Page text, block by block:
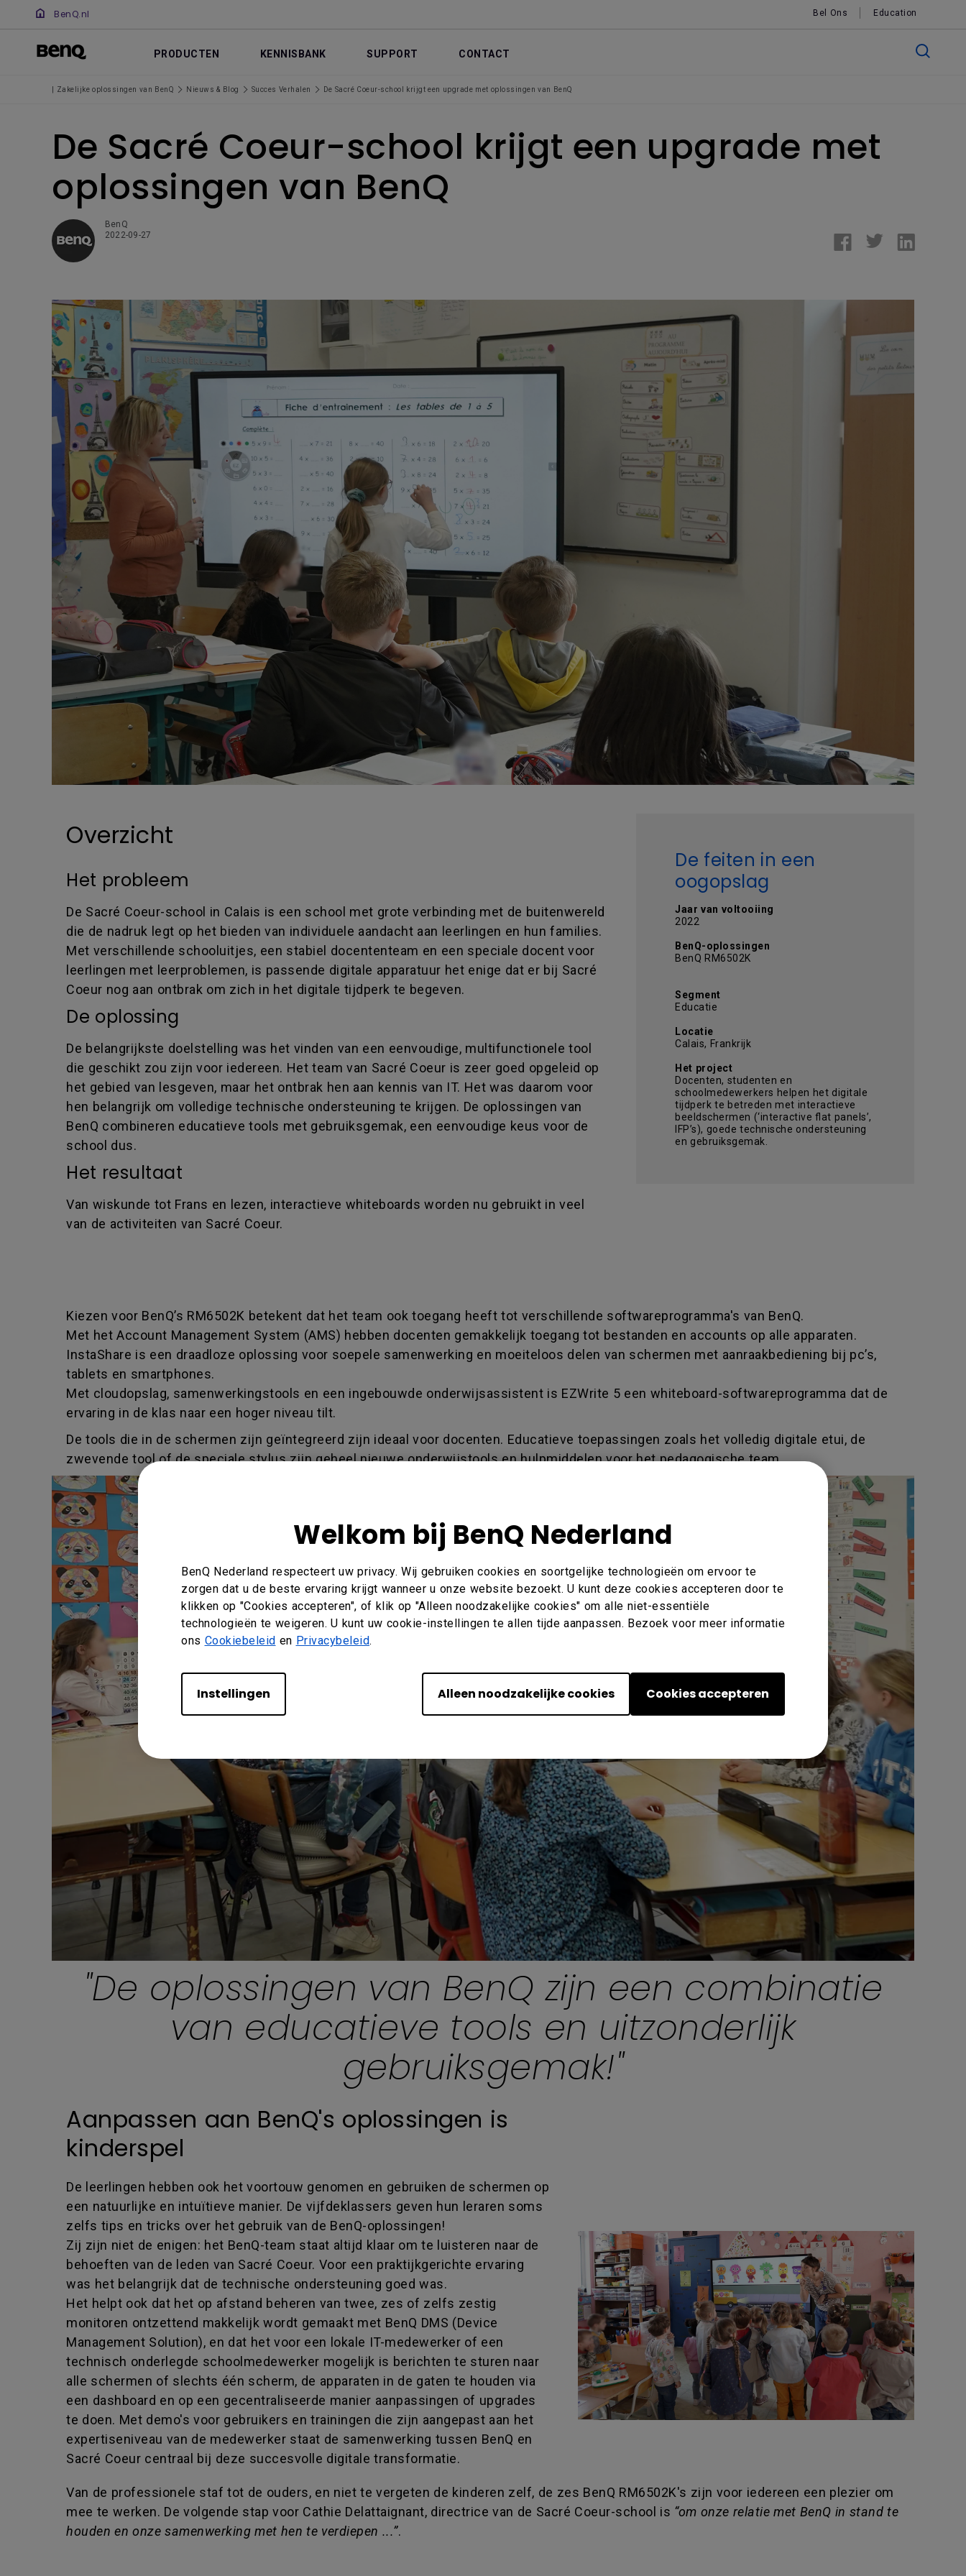
Welkom bij BenQ Nederland
BenQ Nederland respecteert uw privacy. Wij gebruiken cookies en soortgelijke technologieën om ervoor te
zorgen dat u de beste ervaring krijgt wanneer u onze website bezoekt. U kunt deze cookies accepteren door te
klikken op "Cookies accepteren", of klik op "Alleen noodzakelijke cookies" om alle niet-essentiële
technologieën te weigeren. U kunt uw cookie-instellingen te allen tijde aanpassen. Bezoek voor meer informatie
ons Cookiebeleid en Privacybeleid.
Instellingen Alleen noodzakelijke cookies Cookies accepteren
BenQ.nl Bel Ons Education
PRODUCTEN KENNISBANK SUPPORT CONTACT
| Zakelijke oplossingen van BenQ Nieuws & Blog Succes Verhalen De Sacré Coeur-school krijgt een upgrade met oplossingen van BenQ
De Sacré Coeur-school krijgt een upgrade met
oplossingen van BenQ
BenQ
2022-09-27
Overzicht
Het probleem
De Sacré Coeur-school in Calais is een school met grote verbinding met de buitenwereld
die de nadruk legt op het bieden van individuele aandacht aan leerlingen en hun families.
Met verschillende schooluitjes, een stabiel docententeam en een speciale docent voor
leerlingen met leerproblemen, is passende digitale apparatuur het enige dat er bij Sacré
Coeur nog aan ontbrak om zich in het digitale tijdperk te begeven.
De oplossing
De belangrijkste doelstelling was het vinden van een eenvoudige, multifunctionele tool
die geschikt zou zijn voor iedereen. Het team van Sacré Coeur is zeer goed opgeleid op
het gebied van lesgeven, maar het ontbrak hen aan kennis van IT. Het was daarom voor
hen belangrijk om volledige technische ondersteuning te krijgen. De oplossingen van
BenQ combineren educatieve tools met gebruiksgemak, een eenvoudige keus voor de
school dus.
Het resultaat
Van wiskunde tot Frans en lezen, interactieve whiteboards worden nu gebruikt in veel
van de activiteiten van Sacré Coeur.
De feiten in een
oogopslag
Jaar van voltooiing
2022
BenQ-oplossingen
BenQ RM6502K
Segment
Educatie
Locatie
Calais, Frankrijk
Het project
Docenten, studenten en
schoolmedewerkers helpen het digitale
tijdperk te betreden met interactieve
beeldschermen (‘interactive flat panels’,
IFP’s), goede technische ondersteuning
en gebruiksgemak.
Kiezen voor BenQ’s RM6502K betekent dat het team ook toegang heeft tot verschillende softwareprogramma's van BenQ.
Met het Account Management System (AMS) hebben docenten gemakkelijk toegang tot bestanden en accounts op alle apparaten.
InstaShare is een draadloze oplossing voor soepele samenwerking en moeiteloos delen van schermen met aanraakbediening bij pc’s,
tablets en smartphones.
Met cloudopslag, samenwerkingstools en een ingebouwde onderwijsassistent is EZWrite 5 een whiteboard-softwareprogramma dat de
ervaring in de klas naar een hoger niveau tilt.
De tools die in de schermen zijn geïntegreerd zijn ideaal voor docenten. Educatieve toepassingen zoals het volledig digitale etui, de
zwevende tool of de speciale stylus zijn geheel nieuwe onderwijstools en hulpmiddelen voor het pedagogische team.
"De oplossingen van BenQ zijn een combinatie
van educatieve tools en uitzonderlijk
gebruiksgemak!"
Aanpassen aan BenQ's oplossingen is
kinderspel
De leerlingen hebben ook het voortouw genomen en gebruiken de schermen op
een natuurlijke en intuïtieve manier. De vijfdeklassers geven hun leraren soms
zelfs tips en tricks over het gebruik van de BenQ-oplossingen!
Zij zijn niet de enigen: het BenQ-team staat altijd klaar om te luisteren naar de
behoeften van de leden van Sacré Coeur. Voor een praktijkgerichte ervaring
was het belangrijk dat de technische ondersteuning goed was.
Het helpt ook dat het op afstand beheren van twee, zes of zelfs zestig
monitoren ontzettend makkelijk wordt gemaakt met BenQ DMS (Device
Management Solution), en dat het voor een lokale IT-medewerker of een
technisch onderlegde schoolmedewerker mogelijk is berichten te sturen naar
alle schermen of slechts één scherm, de apparaten in de gaten te houden via
een dashboard en op een gecentraliseerde manier aanpassingen of upgrades
te doen. Met demo's voor gebruikers en trainingen die zijn aangepast aan het
expertiseniveau van de medewerker staat de samenwerking tussen BenQ en
Sacré Coeur centraal bij deze succesvolle digitale transformatie.
Van de professionele staf tot de ouders, en niet te vergeten de kinderen zelf, de zes BenQ RM6502K's zijn voor iedereen een plezier om
mee te werken. De volgende stap voor Cathie Delattaignant, directrice van de Sacré Coeur-school is “om onze relatie met BenQ in stand te
houden en onze samenwerking met hen te verdiepen ...”.